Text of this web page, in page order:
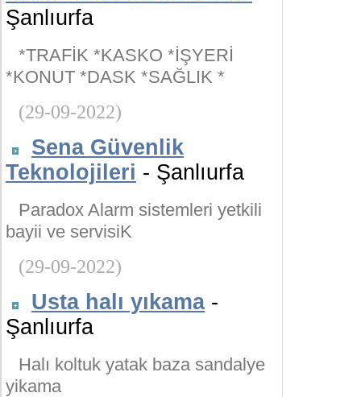
Şanlıurfa
*TRAFİK *KASKO *İŞYERİ
*KONUT *DASK *SAĞLIK *
(29-09-2022)
Sena Güvenlik
Teknolojileri - Şanlıurfa
Paradox Alarm sistemleri yetkili
bayii ve servisiK
(29-09-2022)
Usta halı yıkama-
Şanlıurfa
Halı koltuk yatak baza sandalye
yikama